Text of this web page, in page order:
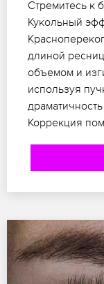
Стремитесь к
Кукольный
длиной
объемом и
используя
Коррекция